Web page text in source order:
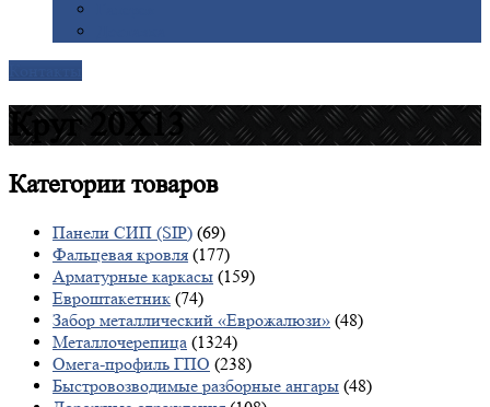
Круг 20Х13
Категориитоваров
Панели СИП (SIP) (69)
Фальцевая кровля (177)
Арматурные каркасы (159)
Евроштакетник (74)
Забор металлический «Еврожалюзи» (48)
Металлочерепица (1324)
Омега-профиль ГПО (238)
Быстровозводимые разборные ангары (48)